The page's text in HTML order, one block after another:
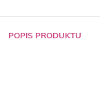
POPIS PRODUKTU